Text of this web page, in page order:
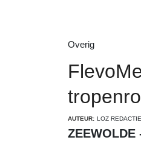
Overig
AUTEUR: LOZ REDACTIE
ZEEWOLDE - FlevoMeer Bibliotheek Zeewolde past tijdelijk de